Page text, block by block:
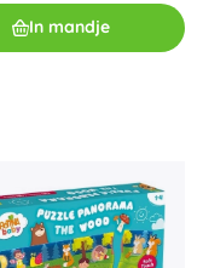
In mandje